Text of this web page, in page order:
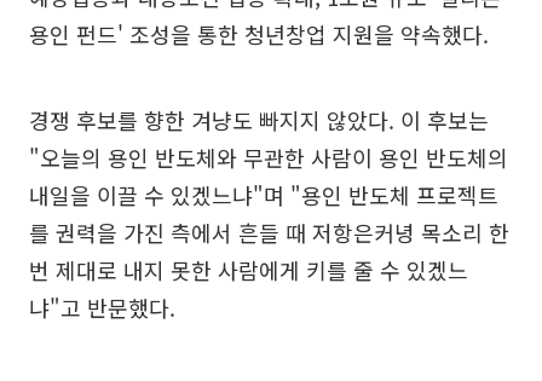
용인 펀드' 조성을 통한 청년창업 지원을 약속했다.
경쟁 후보를 향한 겨냥도 빠지지 않았다. 이 후보는
"오늘의 용인 반도체와 무관한 사람이 용인 반도체의
내일을 이끌 수 있겠느냐"며 "용인 반도체 프로젝트
를 권력을 가진 측에서 흔들 때 저항은커녕 목소리 한
번 제대로 내지 못한 사람에게 키를 줄 수 있겠느
냐"고 반문했다.